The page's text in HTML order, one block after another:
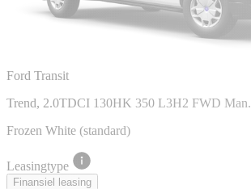
Ford Transit
Trend, 2.0TDCI 130HK 350 L3H2 FWD Man.
Frozen White (standard)
Leasingtype
Finansiel leasing